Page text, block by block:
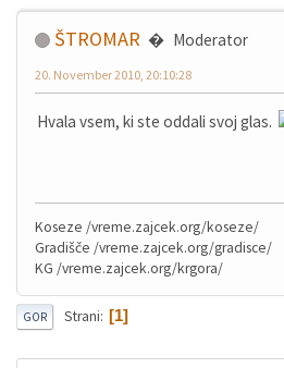
ŠTROMAR
Moderator
20. November 2010, 20:10:28
Hvala vsem, ki ste oddali svoj glas.
Koseze /vreme.zajcek.org/koseze/
Gradišče /vreme.zajcek.org/gradisce/
KG /vreme.zajcek.org/krgora/
GOR Strani 1